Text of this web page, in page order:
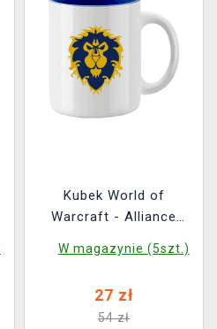
Kubek World of
Warcraft - Alliance
W magazynie (5szt.)
27 zł
54 zł